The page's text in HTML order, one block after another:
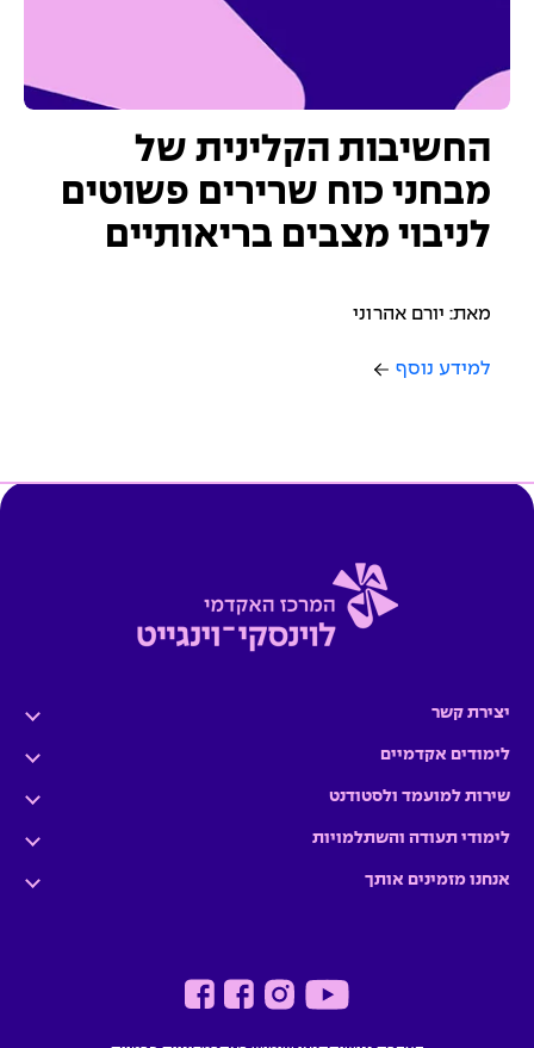
החשיבות הקלינית של
מבחני כוח שרירים פשוטים
לניבוי מצבים בריאותיים
מאת: יורם אהרוני
למידע נוסף
יצירת קשר
לימודים אקדמיים
שירות למועמד ולסטודנט
לימודי תעודה והשתלמויות
אנחנו מזמינים אותך